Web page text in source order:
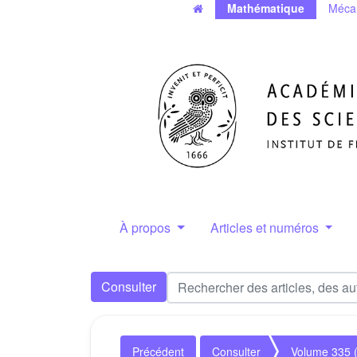
Mathématique
À propos Articles et numéros
Consulter
Précédent Consulter Volume 335